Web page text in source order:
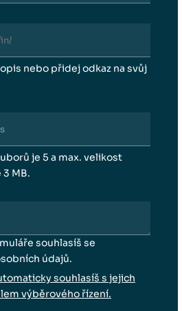
nebo přidej odkaz na svůj
je 5 a max. velikost
MB.
souhlasíš se
údajů.
souhlasíš s jejich
výběrového řízení.